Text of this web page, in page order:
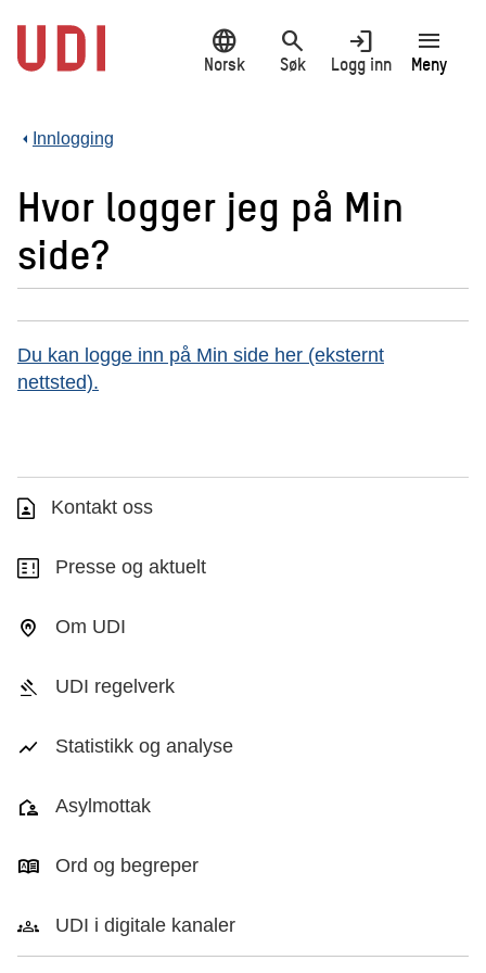
hovedinnhold
language
Norsk
search
Søk
login
Logg inn
menu
Meny
Innlogging
Hvor logger jeg på Min
side?
Du kan logge inn på Min side her (eksternt
nettsted).
Kontakt oss
Presse og aktuelt
Om UDI
UDI regelverk
Statistikk og analyse
Asylmottak
Ord og begreper
UDI i digitale kanaler